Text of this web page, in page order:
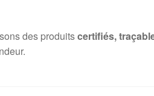
des produitscertifiés,